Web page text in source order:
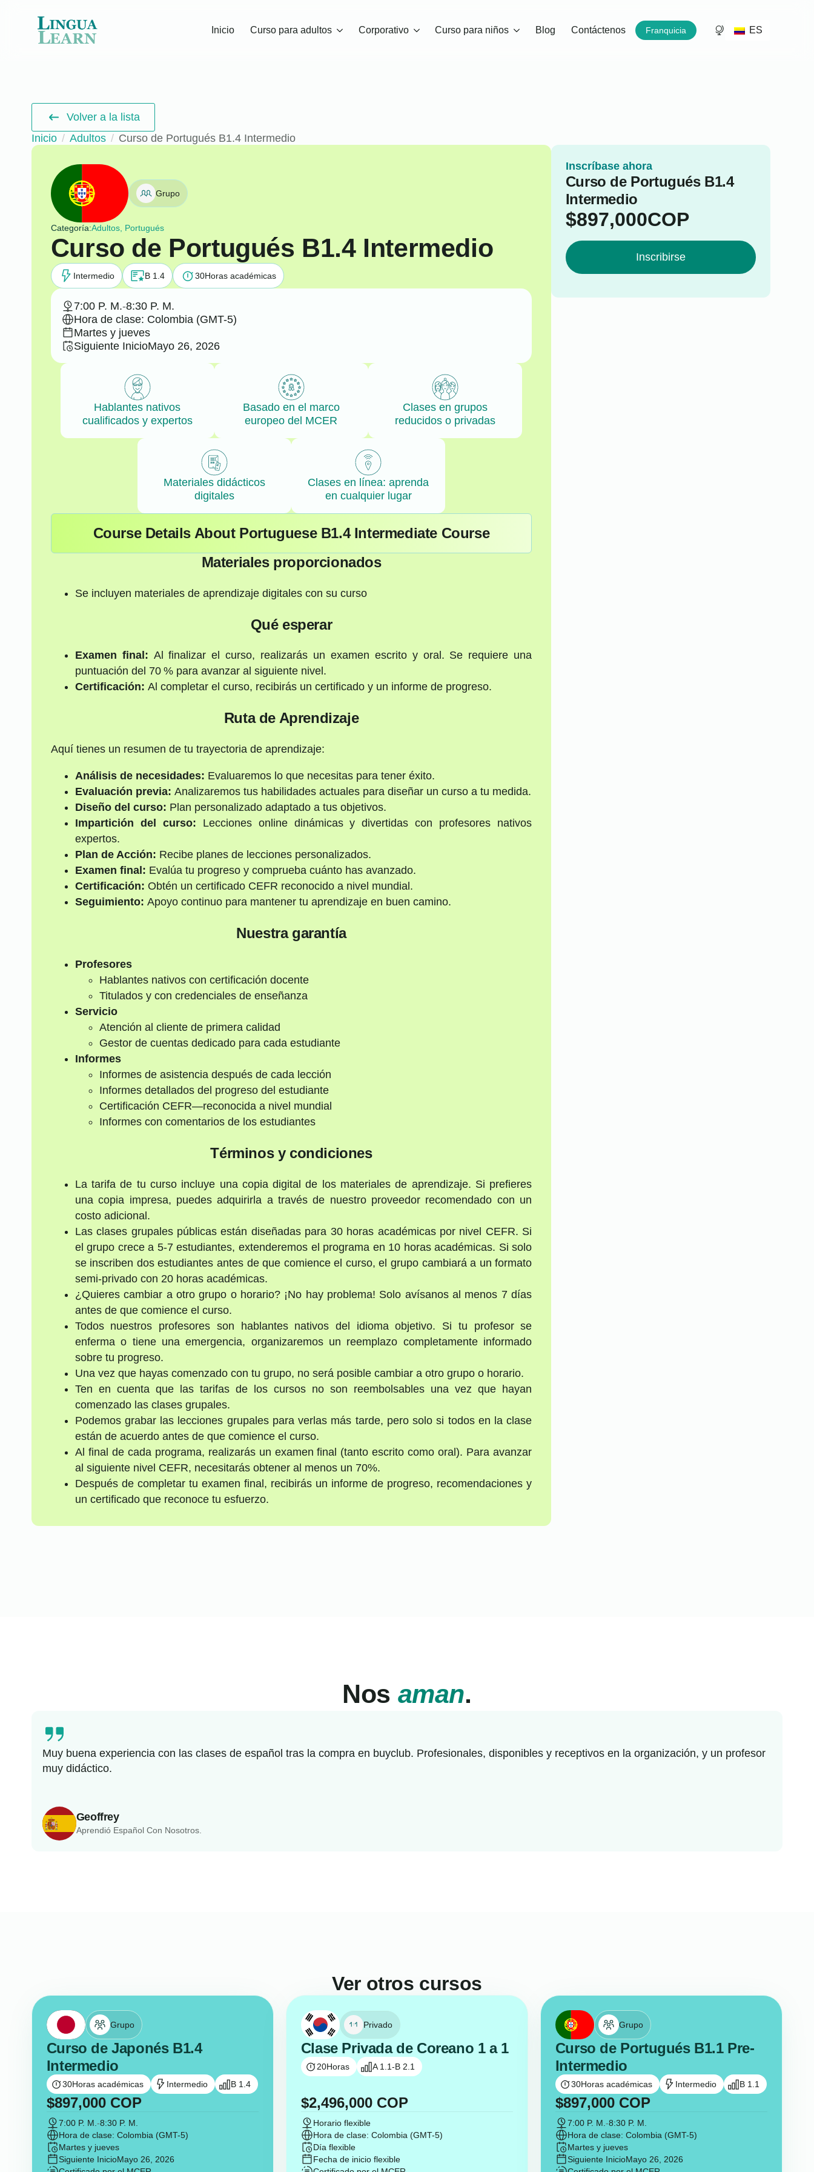
Inicio Curso para adultos Corporativo Curso para niños Blog Contáctenos Franquicia ES
Volver a la lista
Inicio
Adultos Curso de Portugués B1.4 Intermedio
Grupo
Categoría:Adultos, Portugués
Curso de Portugués B1.4 Intermedio
Intermedio B 1.4 30Horas académicas
7:00 P. M.-8:30 P. M.
Hora de clase: Colombia (GMT-5)
Martes y jueves
Siguiente InicioMayo 26, 2026
Hablantes nativos
cualificados y expertos
Basado en el marco
europeo del MCER
Clases en grupos
reducidos o privadas
Materiales didácticos
digitales
Clases en línea: aprenda
en cualquier lugar
Course Details About Portuguese B1.4 Intermediate Course
Materiales proporcionados
Se incluyen materiales de aprendizaje digitales con su curso
Qué esperar
Examen final: Al finalizar el curso, realizarás un examen escrito y oral. Se requiere una
puntuación del 70 % para avanzar al siguiente nivel.
Certificación: Al completar el curso, recibirás un certificado y un informe de progreso.
Ruta de Aprendizaje
Aquí tienes un resumen de tu trayectoria de aprendizaje:
Análisis de necesidades: Evaluaremos lo que necesitas para tener éxito.
Evaluación previa: Analizaremos tus habilidades actuales para diseñar un curso a tu medida.
Diseño del curso: Plan personalizado adaptado a tus objetivos.
Impartición del curso: Lecciones online dinámicas y divertidas con profesores nativos
expertos.
Plan de Acción: Recibe planes de lecciones personalizados.
Examen final: Evalúa tu progreso y comprueba cuánto has avanzado.
Certificación: Obtén un certificado CEFR reconocido a nivel mundial.
Seguimiento: Apoyo continuo para mantener tu aprendizaje en buen camino.
Nuestra garantía
Profesores
Hablantes nativos con certificación docente
Titulados y con credenciales de enseñanza
Servicio
Atención al cliente de primera calidad
Gestor de cuentas dedicado para cada estudiante
Informes
Informes de asistencia después de cada lección
Informes detallados del progreso del estudiante
Certificación CEFR—reconocida a nivel mundial
Informes con comentarios de los estudiantes
Términos y condiciones
La tarifa de tu curso incluye una copia digital de los materiales de aprendizaje. Si prefieres
una copia impresa, puedes adquirirla a través de nuestro proveedor recomendado con un
costo adicional.
Las clases grupales públicas están diseñadas para 30 horas académicas por nivel CEFR. Si
el grupo crece a 5-7 estudiantes, extenderemos el programa en 10 horas académicas. Si solo
se inscriben dos estudiantes antes de que comience el curso, el grupo cambiará a un formato
semi-privado con 20 horas académicas.
¿Quieres cambiar a otro grupo o horario? ¡No hay problema! Solo avísanos al menos 7 días
antes de que comience el curso.
Todos nuestros profesores son hablantes nativos del idioma objetivo. Si tu profesor se
enferma o tiene una emergencia, organizaremos un reemplazo completamente informado
sobre tu progreso.
Una vez que hayas comenzado con tu grupo, no será posible cambiar a otro grupo o horario.
Ten en cuenta que las tarifas de los cursos no son reembolsables una vez que hayan
comenzado las clases grupales.
Podemos grabar las lecciones grupales para verlas más tarde, pero solo si todos en la clase
están de acuerdo antes de que comience el curso.
Al final de cada programa, realizarás un examen final (tanto escrito como oral). Para avanzar
al siguiente nivel CEFR, necesitarás obtener al menos un 70%.
Después de completar tu examen final, recibirás un informe de progreso, recomendaciones y
un certificado que reconoce tu esfuerzo.
Inscríbase ahora
Curso de Portugués B1.4
Intermedio
$897,000COP
Inscribirse
Nos aman.
Geoffrey
Aprendió Español Con Nosotros.
Muy buena experiencia con las clases de español tras la compra en buyclub. Profesionales, disponibles y receptivos en la organización, y un profesor
muy didáctico.
Ver otros cursos
Grupo
Curso de Japonés B1.4
Intermedio
30Horas académicas Intermedio B 1.4
$897,000COP
7:00 P. M. -8:30 P. M.
Hora de clase: Colombia (GMT-5)
Martes y jueves
Siguiente InicioMayo 26, 2026
Privado
Clase Privada de Coreano 1 a 1
20Horas A 1.1-B 2.1
$2,496,000COP
Horario flexible
Hora de clase: Colombia (GMT-5)
Día flexible
Fecha de inicio flexible
Grupo
Curso de Portugués B1.1 Pre-
Intermedio
30Horas académicas Intermedio B 1.1
$897,000COP
7:00 P. M. -8:30 P. M.
Hora de clase: Colombia (GMT-5)
Martes y jueves
Siguiente InicioMayo 26, 2026